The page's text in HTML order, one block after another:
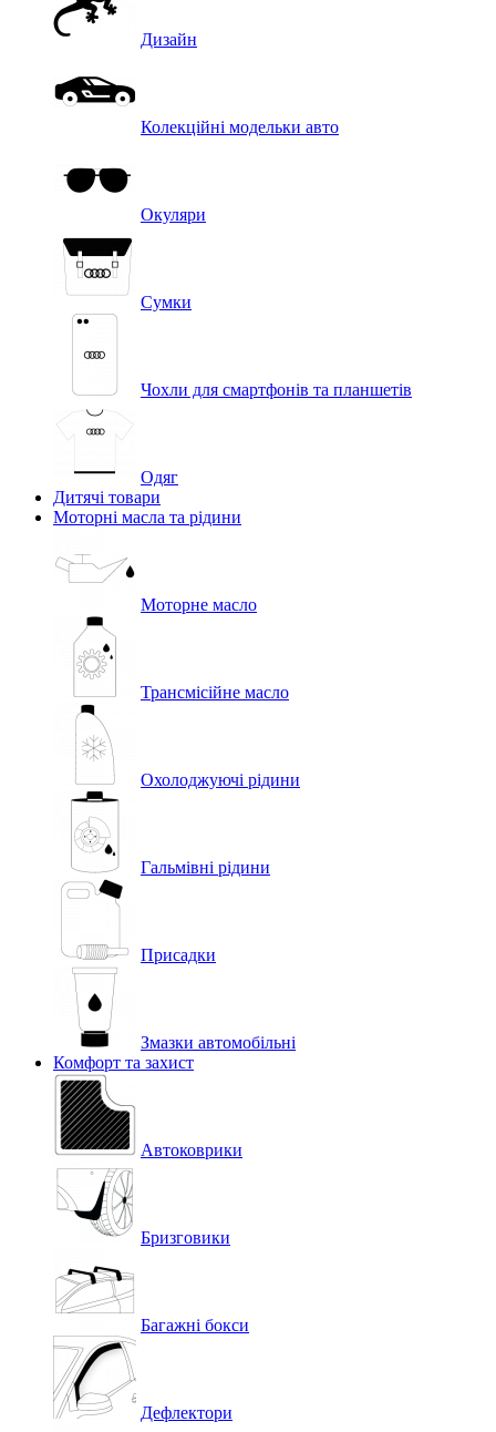
Дизайн
Колекційні модельки авто
Окуляри
Сумки
Чохли для смартфонів та планшетів
Одяг
Дитячі товари
Моторні масла та рідини
Моторне масло
Трансмісійне масло
Охолоджуючі рідини
Гальмівні рідини
Присадки
Змазки автомобільні
Комфорт та захист
Автоковрики
Бризговики
Багажні бокси
Дефлектори